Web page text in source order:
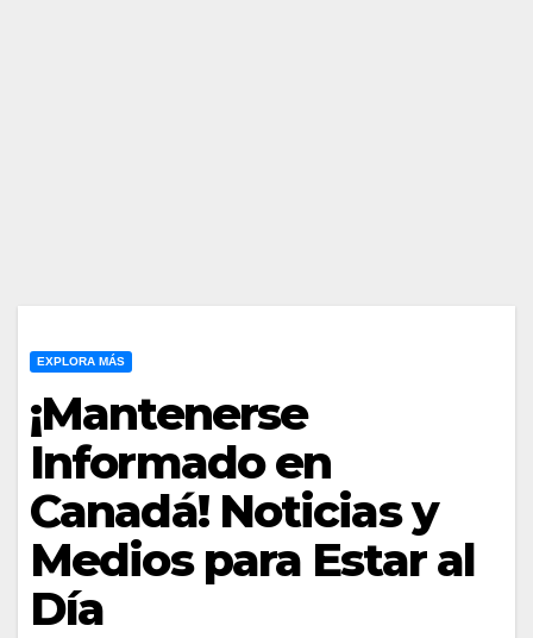
EXPLORA MÁS
¡Mantenerse
Informado en
Canadá! Noticias y
Medios para Estar al
Día